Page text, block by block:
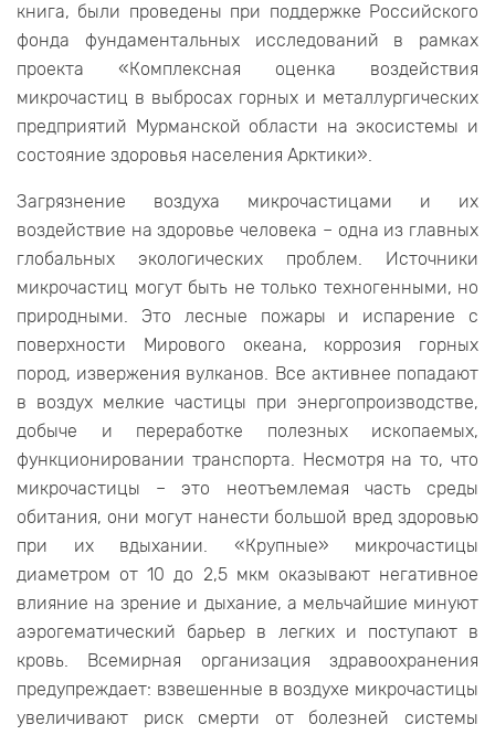
книга, были проведены при поддержке Российского
фонда фундаментальных исследований в рамках
проекта «Комплексная оценка воздействия
микрочастиц в выбросах горных и металлургических
предприятий Мурманской области на экосистемы и
состояние здоровья населения Арктики».
Загрязнение воздуха микрочастицами и их
воздействие на здоровье человека – одна из главных
глобальных экологических проблем. Источники
микрочастиц могут быть не только техногенными, но
природными. Это лесные пожары и испарение с
поверхности Мирового океана, коррозия горных
пород, извержения вулканов. Все активнее попадают
в воздух мелкие частицы при энергопроизводстве,
добыче и переработке полезных ископаемых,
функционировании транспорта. Несмотря на то, что
микрочастицы – это неотъемлемая часть среды
обитания, они могут нанести большой вред здоровью
при их вдыхании. «Крупные» микрочастицы
диаметром от 10 до 2,5 мкм оказывают негативное
влияние на зрение и дыхание, а мельчайшие минуют
аэрогематический барьер в легких и поступают в
кровь. Всемирная организация здравоохранения
предупреждает: взвешенные в воздухе микрочастицы
увеличивают риск смерти от болезней системы